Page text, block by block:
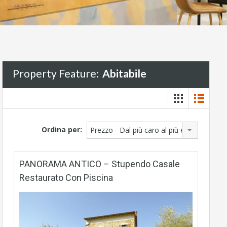
Property Feature: Abitabile
Ordina per: Prezzo - Dal più caro al più economico
PANORAMA ANTICO – Stupendo Casale
Restaurato Con Piscina